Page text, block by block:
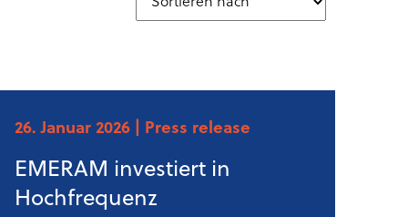
26. Januar 2026 | Press release
EMERAM investiert in
Hochfrequenz